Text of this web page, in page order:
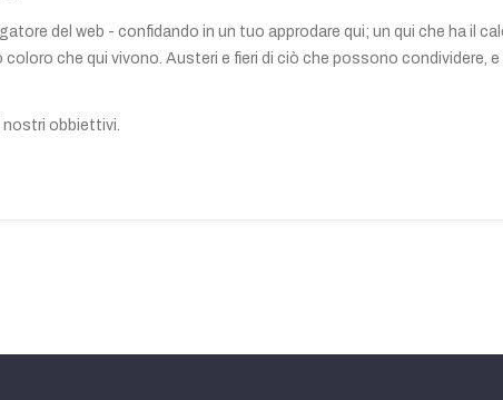
del web - confidando in un tuo approdare qui; un qui che ha il
che qui vivono. Austeri e fieri di ciò che possono condividere, e
nostri obbiettivi.